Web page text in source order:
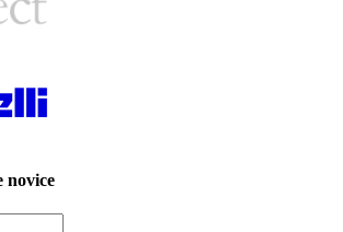
novice